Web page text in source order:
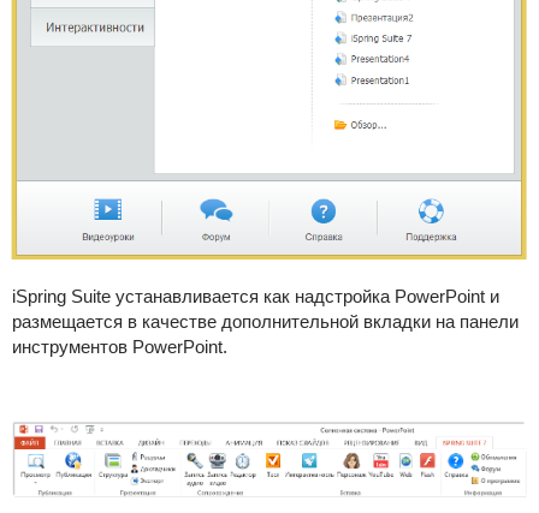
iSpring Suiteустанавливается как надстройка PowerPoint и
размещается в качестве дополнительной вкладки на панели
инструментов PowerPoint.